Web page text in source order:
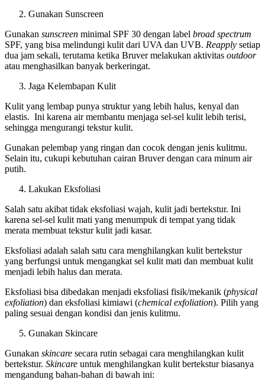
Gunakan Sunscreen
Gunakan sunscreen minimal SPF 30 dengan label broad spectrum
SPF, yang bisa melindungi kulit dari UVA dan UVB. Reapply setiap
dua jam sekali, terutama ketika Bruver melakukan aktivitas outdoor
atau menghasilkan banyak berkeringat.
Jaga Kelembapan Kulit
Kulit yang lembap punya struktur yang lebih halus, kenyal dan
elastis. Ini karena air membantu menjaga sel-sel kulit lebih terisi,
sehingga mengurangi tekstur kulit.
Gunakan pelembap yang ringan dan cocok dengan jenis kulitmu.
Selain itu, cukupi kebutuhan cairan Bruver dengan cara minum air
putih.
Lakukan Eksfoliasi
Salah satu akibat tidak eksfoliasi wajah, kulit jadi bertekstur. Ini
karena sel-sel kulit mati yang menumpuk di tempat yang tidak
merata membuat tekstur kulit jadi kasar.
Eksfoliasi adalah salah satu cara menghilangkan kulit bertekstur
yang berfungsi untuk mengangkat sel kulit mati dan membuat kulit
menjadi lebih halus dan merata.
Eksfoliasi bisa dibedakan menjadi eksfoliasi fisik/mekanik (physical
exfoliation) dan eksfoliasi kimiawi (chemical exfoliation). Pilih yang
paling sesuai dengan kondisi dan jenis kulitmu.
Gunakan Skincare
Gunakan skincare secara rutin sebagai cara menghilangkan kulit
bertekstur. Skincare untuk menghilangkan kulit bertekstur biasanya
mengandung bahan-bahan di bawah ini: